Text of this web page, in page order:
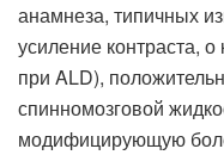
анамнеза, типичных
усиление контраста,
при ALD),
спинномозговой
модифицирующую